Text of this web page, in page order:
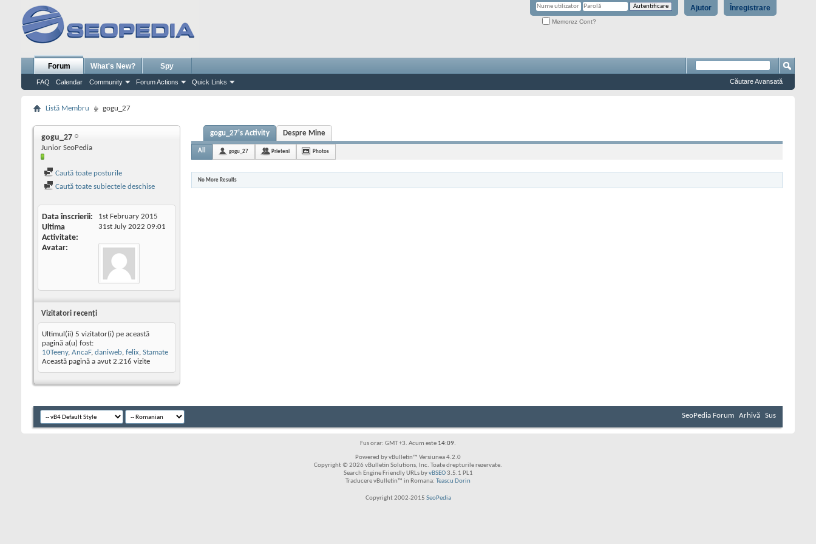
Înregistrare
Ajutor
Memorez Cont?
Forum
FAQ Calendar Community Forum Actions Quick Links
What's New? Spy
Căutare Avansată
Listă Membru gogu_27
gogu_27
Junior SeoPedia
Caută toate posturile
Caută toate subiectele deschise
Data înscrierii 1st February 2015
Ultima
Activitate
31st July 2022 09:01
Avatar
Vizitatori recenţi
Ultimul(ii) 5 vizitator(i) pe această
pagină a(u) fost:
10Teeny, AncaF, daniweb, felix, Stamate
Această pagină a avut 2.216 vizite
gogu_27's Activity Despre Mine
All gogu_27 Prieteni Photos
No More Results
SeoPedia Forum Arhivă Sus
Fus orar: GMT +3. Acum este 14:09.
Powered by vBulletin™ Versiunea 4.2.0
Copyright © 2026 vBulletin Solutions, Inc. Toate drepturile rezervate.
Search Engine Friendly URLs byvBSEO3.5.1 PL1
Traducere vBulletin™ in Romana: Teascu Dorin
Copyright 2002-2015 SeoPedia